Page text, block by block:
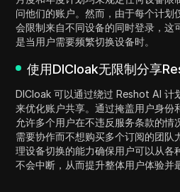
问他们的账户。然而，由于每个计划
会限制来自不同设备的同时登录，这
是当用户需要频繁切换设备时。
使用DICloak无限制分享
DICloak 可以通过绕过 Reshot AI 计
来优化账户共享。通过掩盖用户身份
允许多个用户在不违反服务条款的情
需要协作而不想购买多个订阅的团队
理设备切换的能力确保用户可以从
不会中断，从而提升整体用户体验并